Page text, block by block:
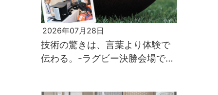
2026年07月28日
技術の驚きは、言葉より体験で
伝わる。-ラグビー決勝会場で生